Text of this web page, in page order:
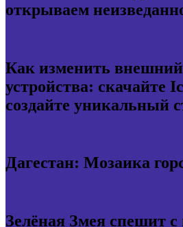
открываем
Как изменить внешний
устройства: скачайте
создайте уникальный
Дагестан: Мозаика
Зелёная Змея спешит